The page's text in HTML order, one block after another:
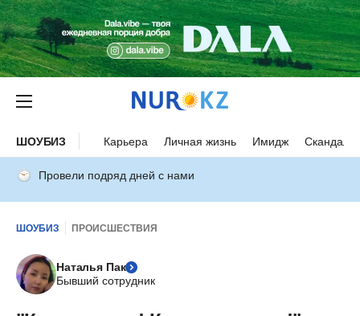
ШОУБИЗ Карьера Личная жизнь Имидж Скандалы
Провели подряд дней с нами
ШОУБИЗ ПРОИСШЕСТВИЯ
Наталья Пак
Бывший сотрудник